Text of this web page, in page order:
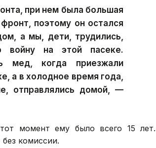
при нем была большая
поэтому он остался
а мы, дети, трудились,
войну на этой пасеке.
мед, когда приезжали
а в холодное время года,
отправлялись домой, —
момент ему было всего 15 лет.
комиссии.